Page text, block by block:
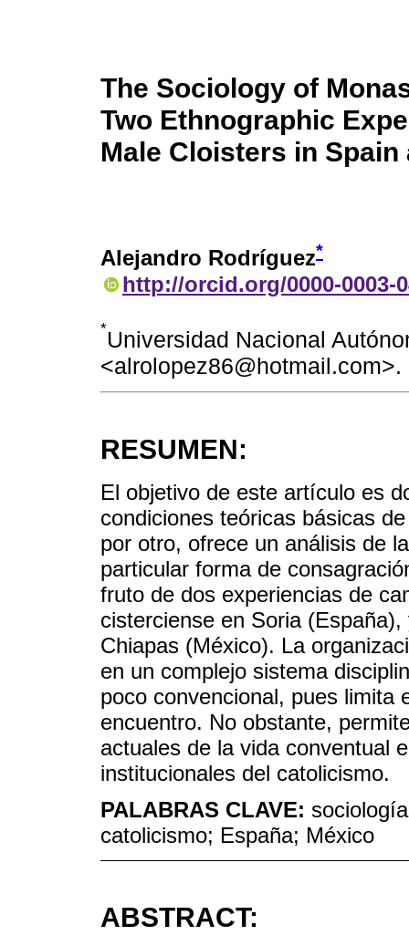
The Sociology of
Two Ethnographic
Male Cloisters in Spain
Alejandro Rodríguez*
http://orcid.org/0000-0003-
*Universidad Nacional
<alrolopez86@hotmail.com>.
RESUMEN:
El objetivo de este artículo es
condiciones teóricas básicas
por otro, ofrece un análisis de
particular forma de
fruto de dos experiencias de
cisterciense en Soria
Chiapas (México). La
en un complejo sistema
poco convencional, pues limita
encuentro. No obstante,
actuales de la vida conventual
institucionales del catolicismo.
PALABRAS CLAVE:
catolicismo; España; México
ABSTRACT: